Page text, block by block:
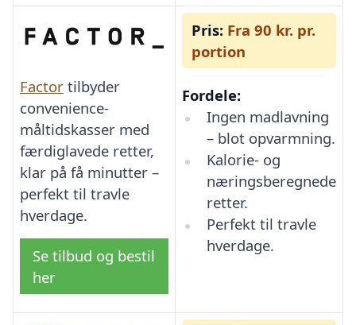
Factor tilbyder
convenience-
måltidskasser med
færdiglavede retter,
klar på få minutter –
perfekt til travle
hverdage.
Se tilbud og bestil
her
Pris: Fra 90 kr. pr.
portion
Fordele:
Ingen madlavning
– blot opvarmning.
Kalorie- og
næringsberegnede
retter.
Perfekt til travle
hverdage.